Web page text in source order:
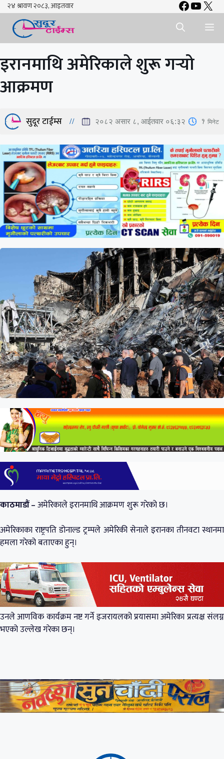
Skip
content
X
इरानमाथि अमेरिकाले शुरू गर्‍यो
आक्रमण
सुदूर टाईम्स २०८२ असार ८, आईतवार ०६:३२ 1 मिनेट
काठमाडौं –अमेरिकाले इरानमाथि आक्रमण शुरू गरेको छ।
अमेरिकाका राष्ट्रपति डोनाल्ड ट्रम्पले अमेरिकी सेनाले इरानका तीनवटा स्थानमा
हमला गरेको बताएका हुन्।
उनले आणविक कार्यक्रम नष्ट गर्ने इजरायलको प्रयासमा अमेरिका प्रत्यक्ष संलग्न
भएको उल्लेख गरेका छन्।